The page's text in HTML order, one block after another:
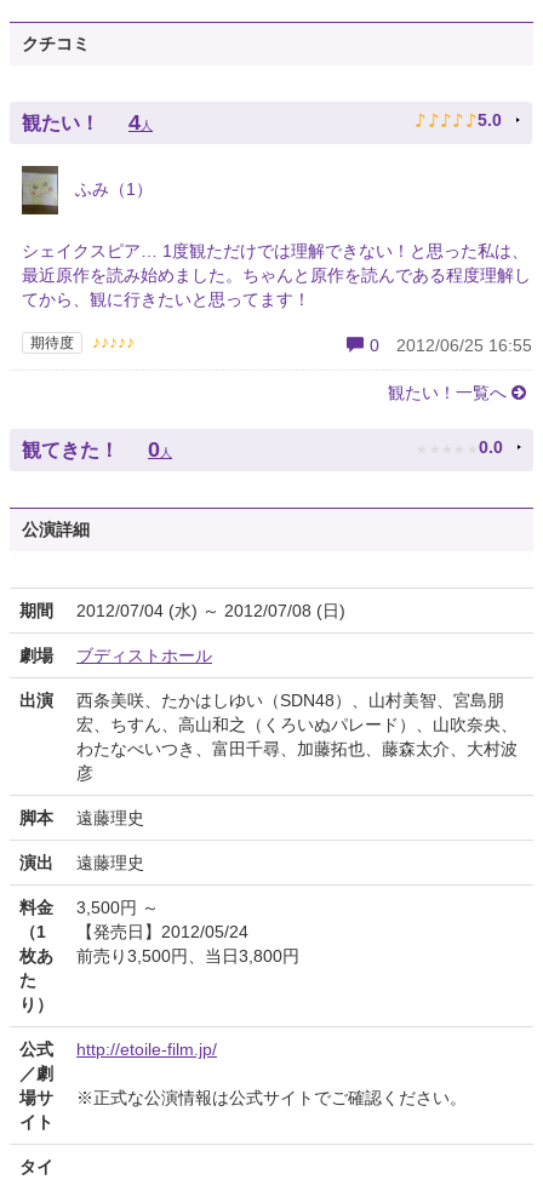
クチコミ
観たい！ 4人 ♪ ♪ ♪ ♪ ♪ 5.0
ふみ（1）
シェイクスピア… 1度観ただけでは理解できない！と思った私は、
最近原作を読み始めました。ちゃんと原作を読んである程度理解し
てから、観に行きたいと思ってます！
期待度 ♪♪♪♪♪ 0 2012/06/25 16:55
観たい！一覧へ
観てきた！ 0 人 ★ ★ ★ ★ ★ 0.0
公演詳細
期間 2012/07/04 (水) ～ 2012/07/08 (日)
劇場 ブディストホール
出演
西条美咲、たかはしゆい（SDN48）、山村美智、宮島朋
宏、ちすん、高山和之（くろいぬパレード）、山吹奈央、
わたなべいつき、富田千尋、加藤拓也、藤森太介、大村波
彦
脚本 遠藤理史
演出 遠藤理史
料金
（1
枚あ
た
り）
3,500円 ～
【発売日】2012/05/24
前売り3,500円、当日3,800円
公式
／劇
場サ
イト
http://etoile-film.jp/
※正式な公演情報は公式サイトでご確認ください。
タイ